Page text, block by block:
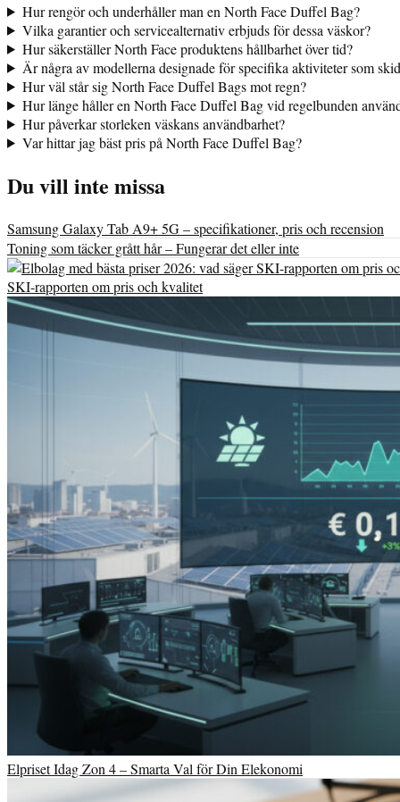
Hur rengör och underhåller man en North Face Duffel Bag?
Vilka garantier och servicealternativ erbjuds för dessa väskor?
Hur säkerställer North Face produktens hållbarhet över tid?
Är några av modellerna designade för specifika aktiviteter som
Hur väl står sig North Face Duffel Bags mot regn?
Hur länge håller en North Face Duffel Bag vid regelbunden
Hur påverkar storleken väskans användbarhet?
Var hittar jag bäst pris på North Face Duffel Bag?
Du vill inte missa
Samsung Galaxy Tab A9+ 5G – specifikationer, pris och recension
Toning som täcker grått hår – Fungerar det eller inte
SKI-rapporten om pris och kvalitet
Elpriset Idag Zon 4 – Smarta Val för Din Elekonomi